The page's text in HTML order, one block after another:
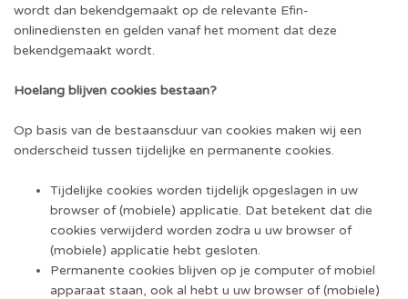
wordt dan bekendgemaakt op de relevante Efin-
onlinediensten en gelden vanaf het moment dat deze
bekendgemaakt wordt.
Hoelang blijven cookies bestaan?
Op basis van de bestaansduur van cookies maken wij een
onderscheid tussen tijdelijke en permanente cookies.
Tijdelijke cookies worden tijdelijk opgeslagen in uw
browser of (mobiele) applicatie. Dat betekent dat die
cookies verwijderd worden zodra u uw browser of
(mobiele) applicatie hebt gesloten.
Permanente cookies blijven op je computer of mobiel
apparaat staan, ook al hebt u uw browser of (mobiele)